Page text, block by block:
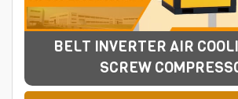
BELT INVERTER AIR
SCREW